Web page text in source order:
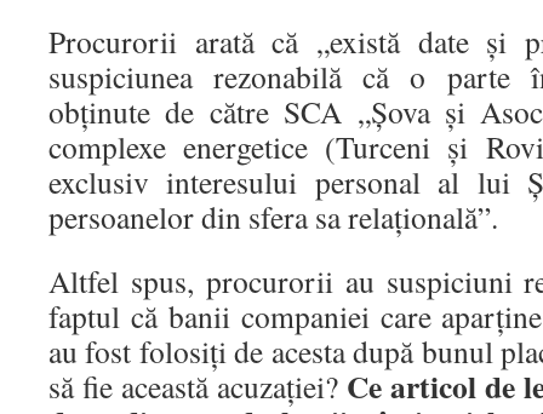
Procurorii arată că „există date și
suspiciunea rezonabilă că o parte
obținute de către SCA „Șova și
complexe energetice (Turceni și
exclusiv interesului personal al lui
persoanelor din sfera sa relațională”.
Altfel spus, procurorii au suspiciuni
faptul că banii companiei care
au fost folosiți de acesta după bunul
să fie această acuzației? Ce articol de